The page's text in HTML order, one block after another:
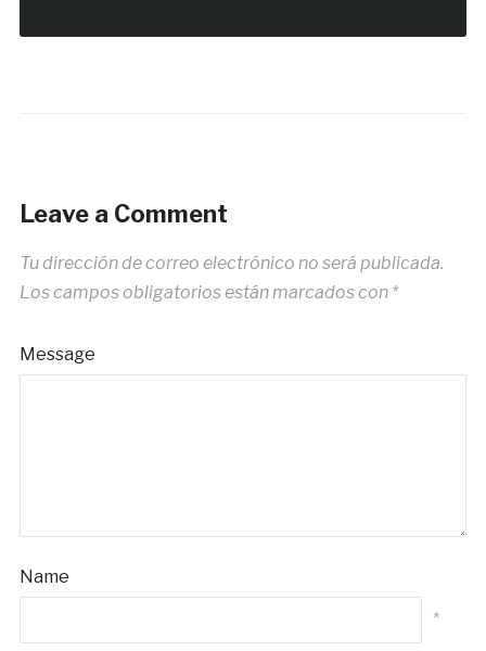
Leave a Comment
Tu dirección de correo electrónico no será publicada.
Los campos obligatorios están marcados con *
Message
Name
*